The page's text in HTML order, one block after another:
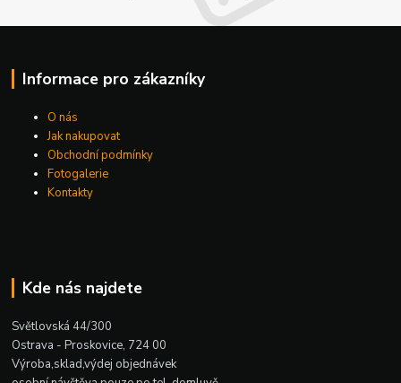
Informace pro zákazníky
O nás
Jak nakupovat
Obchodní podmínky
Fotogalerie
Kontakty
Kde nás najdete
Světlovská 44/300
Ostrava - Proskovice, 724 00
Výroba,sklad,výdej objednávek